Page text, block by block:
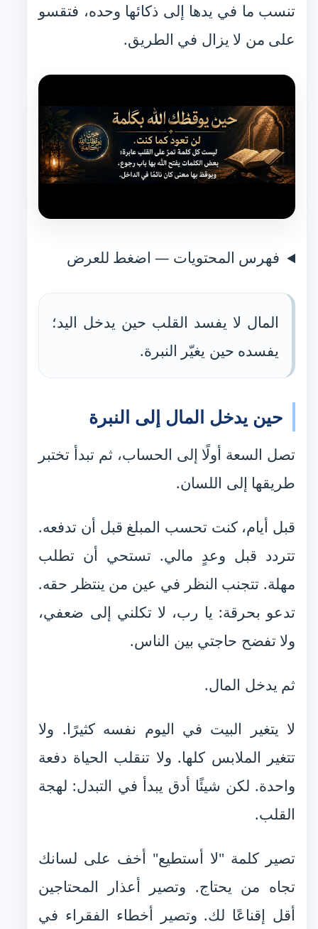
تنسب ما في يدها إلى ذكائها وحده، فتقسو
على من لا يزال في الطريق.
فهرس المحتويات — اضغط للعرض
المال لا يفسد القلب حين يدخل اليد؛
يفسده حين يغيّر النبرة.
حين يدخل المال إلى النبرة
تصل السعة أولًا إلى الحساب، ثم تبدأ تختبر
طريقها إلى اللسان.
قبل أيام، كنت تحسب المبلغ قبل أن تدفعه.
تتردد قبل وعدٍ مالي. تستحي أن تطلب
مهلة. تتجنب النظر في عين من ينتظر حقه.
تدعو بحرقة: يا رب، لا تكلني إلى ضعفي،
ولا تفضح حاجتي بين الناس.
ثم يدخل المال.
لا يتغير البيت في اليوم نفسه كثيرًا. ولا
تتغير الملابس كلها. ولا تنقلب الحياة دفعة
واحدة. لكن شيئًا أدق يبدأ في التبدل: لهجة
القلب.
تصير كلمة "لا أستطيع" أخف على لسانك
تجاه من يحتاج. وتصير أعذار المحتاجين
أقل إقناعًا لك. وتصير أخطاء الفقراء في